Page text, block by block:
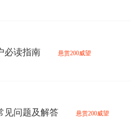
必读指南 悬赏200威望
见问题及解答 悬赏200威望